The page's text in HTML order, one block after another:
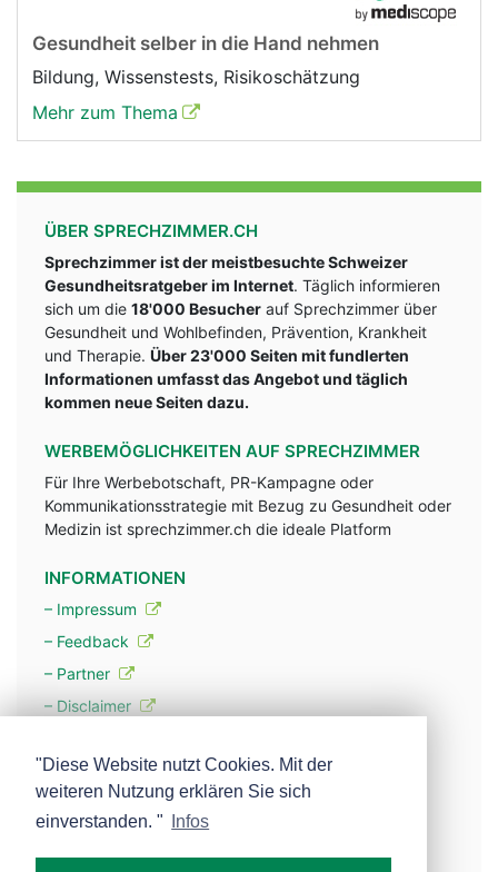
Gesundheit selber in die Hand nehmen
Bildung, Wissenstests, Risikoschätzung
Mehr zum Thema
ÜBER SPRECHZIMMER.CH
Sprechzimmer ist der meistbesuchte Schweizer
Gesundheitsratgeber im Internet. Täglich informieren
sich um die 18'000 Besucher auf Sprechzimmer über
Gesundheit und Wohlbefinden, Prävention, Krankheit
und Therapie. Über 23'000 Seiten mit fundlerten
Informationen umfasst das Angebot und täglich
kommen neue Seiten dazu.
WERBEMÖGLICHKEITEN AUF SPRECHZIMMER
Für Ihre Werbebotschaft, PR-Kampagne oder
Kommunikationsstrategie mit Bezug zu Gesundheit oder
Medizin ist sprechzimmer.ch die ideale Platform
INFORMATIONEN
– Impressum
– Feedback
– Partner
– Disclaimer
– Werbung
– Mehr über unsere Experten
"Diese Website nutzt Cookies. Mit der
weiteren Nutzung erklären Sie sich
einverstanden. "
Infos